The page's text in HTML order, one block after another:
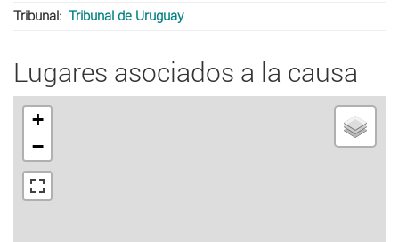
Tribunal
Tribunal de Uruguay
Lugares asociados a la causa
+
−